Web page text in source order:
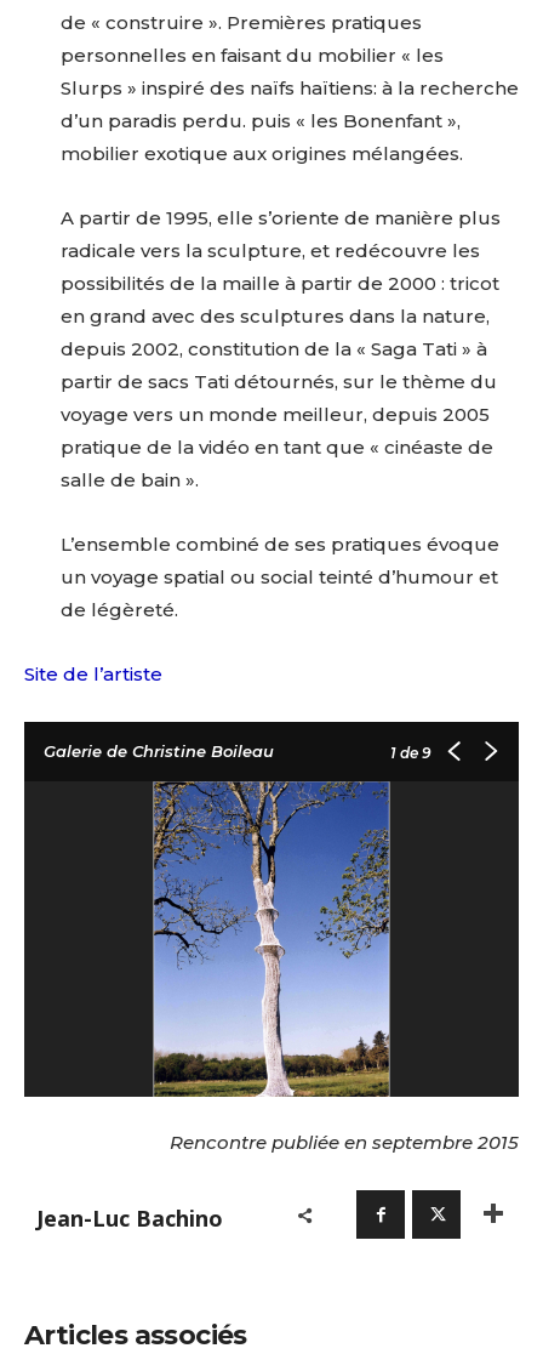
de « construire ». Premières pratiques
personnelles en faisant du mobilier « les
Slurps » inspiré des naïfs haïtiens: à la recherche
d’un paradis perdu. puis « les Bonenfant »,
mobilier exotique aux origines mélangées.
A partir de 1995, elle s’oriente de manière plus
radicale vers la sculpture, et redécouvre les
possibilités de la maille à partir de 2000 : tricot
en grand avec des sculptures dans la nature,
depuis 2002, constitution de la « Saga Tati » à
partir de sacs Tati détournés, sur le thème du
voyage vers un monde meilleur, depuis 2005
pratique de la vidéo en tant que « cinéaste de
salle de bain ».
L’ensemble combiné de ses pratiques évoque
un voyage spatial ou social teinté d’humour et
de légèreté.
Site de l’artiste
Galerie de Christine Boileau 1 de 9
Rencontre publiée en septembre 2015
Jean-Luc Bachino
Articles associés